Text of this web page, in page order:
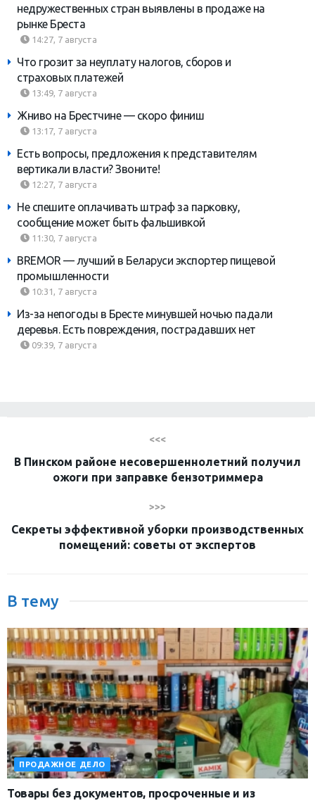
недружественных стран выявлены в продаже на
рынке Бреста
14:27, 7 августа
Что грозит за неуплату налогов, сборов и
страховых платежей
13:49, 7 августа
Жниво на Брестчине — скоро финиш
13:17, 7 августа
Есть вопросы, предложения к представителям
вертикали власти? Звоните!
12:27, 7 августа
Не спешите оплачивать штраф за парковку,
сообщение может быть фальшивкой
11:30, 7 августа
BREMOR — лучший в Беларуси экспортер пищевой
промышленности
10:31, 7 августа
Из-за непогоды в Бресте минувшей ночью падали
деревья. Есть повреждения, пострадавших нет
09:39, 7 августа
<<<
В Пинском районе несовершеннолетний получил
ожоги при заправке бензотриммера
>>>
Секреты эффективной уборки производственных
помещений: советы от экспертов
В тему
ПРОДАЖНОЕ ДЕЛО
Товары без документов, просроченные и из